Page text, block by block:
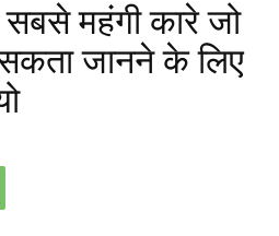
सबसे महंगी कारे जो
जानने के लिए